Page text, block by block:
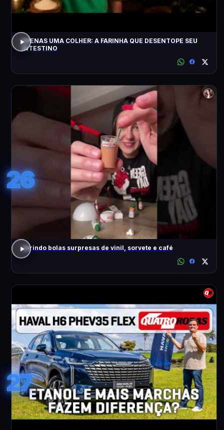
APENAS UMA COLHER: A FARINHA QUE DESENTOPE SEU
INTESTINO
26
abrindo bolas surpresas de vinil, sorvete e café
27